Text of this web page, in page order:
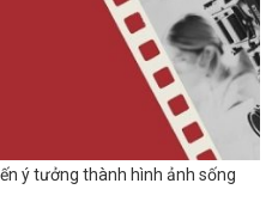
ý tưởng thành hình ảnh sống